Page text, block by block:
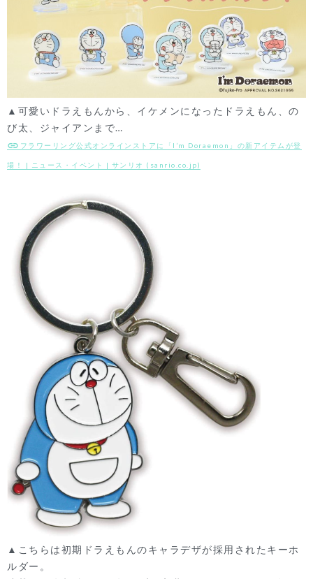
▲可愛いドラえもんから、イケメンになったドラえもん、の
び太、ジャイアンまで…
フラワーリング公式オンラインストアに「I’m Doraemon」の新アイテムが登
場！ | ニュース・イベント | サンリオ (sanrio.co.jp)
▲こちらは初期ドラえもんのキャラデザが採用されたキーホ
ルダー。